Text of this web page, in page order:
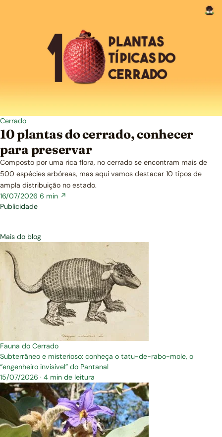
Cerrado
10 plantas do cerrado, conhecer
para preservar
Composto por uma rica flora, no cerrado se encontram mais de
500 espécies arbóreas, mas aqui vamos destacar 10 tipos de
ampla distribuição no estado.
16/07/2026 6 min ↗
Publicidade
Mais do blog
Fauna do Cerrado
Subterrâneo e misterioso: conheça o tatu-de-rabo-mole, o
“engenheiro invisível” do Pantanal
15/07/2026 · 4 min de leitura